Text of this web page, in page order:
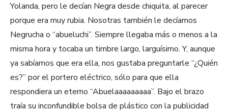
Yolanda, pero le decían Negra desde chiquita, al parecer
porque era muy rubia. Nosotras también le decíamos
Negrucha o “abueluchi”. Siempre llegaba más o menos a la
misma hora y tocaba un timbre largo, larguísimo. Y, aunque
ya sabíamos que era ella, nos gustaba preguntarle “¿Quién
es?” por el portero eléctrico, sólo para que ella
respondiera un eterno “Abuelaaaaaaaaa”. Bajo el brazo
traía su inconfundible bolsa de plástico con la publicidad